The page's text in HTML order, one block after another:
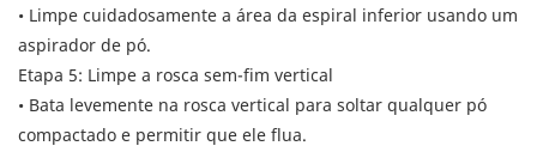
• Limpe cuidadosamente a área da espiral inferior usando um
aspirador de pó.
Etapa 5: Limpe a rosca sem-fim vertical
• Bata levemente na rosca vertical para soltar qualquer pó
compactado e permitir que ele flua.